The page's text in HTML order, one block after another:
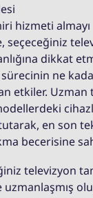
hizmeti almayı
seçeceğiniz
dikkat
ne
etkiler. Uzman
en son
becerisine
televizyon